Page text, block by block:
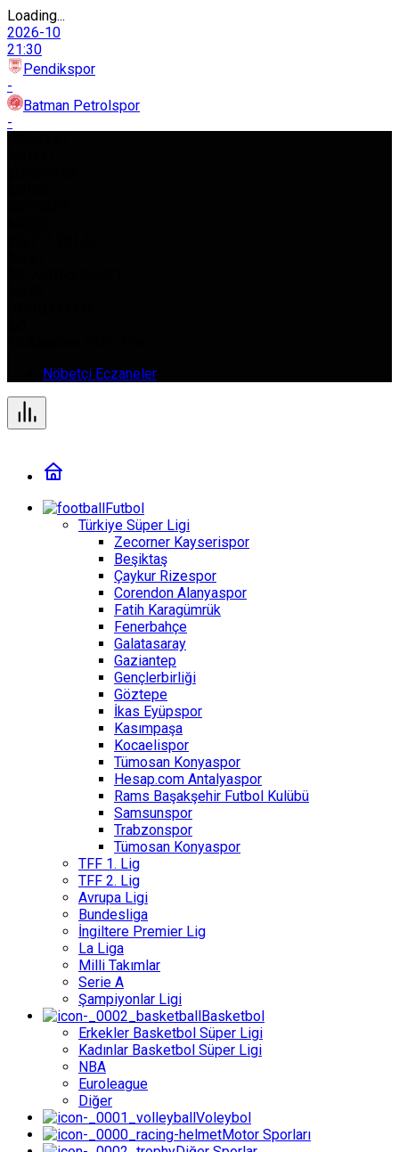
Loading...
2026-10
21:30
Pendikspor
-
Batman Petrolspor
-
Nöbetçi Eczaneler
Futbol
Türkiye Süper Ligi
Zecorner Kayserispor
Beşiktaş
Çaykur Rizespor
Corendon Alanyaspor
Fatih Karagümrük
Fenerbahçe
Galatasaray
Gaziantep
Gençlerbirliği
Göztepe
İkas Eyüpspor
Kasımpaşa
Kocaelispor
Tümosan Konyaspor
Hesap.com Antalyaspor
Rams Başakşehir Futbol Kulübü
Samsunspor
Trabzonspor
Tümosan Konyaspor
TFF 1. Lig
TFF 2. Lig
Avrupa Ligi
Bundesliga
İngiltere Premier Lig
La Liga
Milli Takımlar
Serie A
Şampiyonlar Ligi
Basketbol
Erkekler Basketbol Süper Ligi
Kadınlar Basketbol Süper Ligi
NBA
Euroleague
Diğer
Voleybol
Motor Sporları